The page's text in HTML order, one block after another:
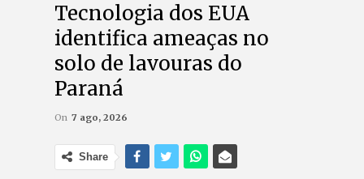
Tecnologia dos EUA
identifica ameaças no
solo de lavouras do
Paraná
On 7 ago, 2026
Share